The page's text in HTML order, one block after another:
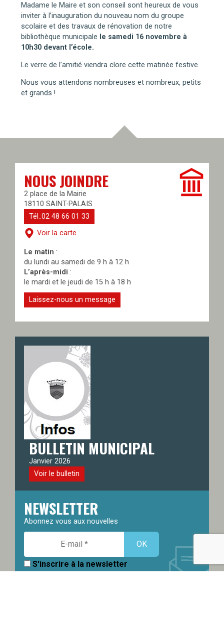
Madame le Maire et son conseil sont heureux de vous
inviter à l’inauguration du nouveau nom du groupe
scolaire et des travaux de rénovation de notre
bibliothèque municipale le samedi 16 novembre à
10h30 devant l’école.
Le verre de l’amitié viendra clore cette matinée festive.
Nous vous attendons nombreuses et nombreux, petits
et grands !
NOUS JOINDRE
2 place de la Mairie
18110 SAINT-PALAIS
Tél.:02 48 66 01 33
Voir la carte
Le matin :
du lundi au samedi de 9 h à 12 h
L’après-midi :
le mardi et le jeudi de 15 h à 18 h
Laissez-nous un message
BULLETIN MUNICIPAL
Janvier 2026
Voir le bulletin
NEWSLETTER
Abonnez vous aux nouvelles
S'inscrire à la newsletter